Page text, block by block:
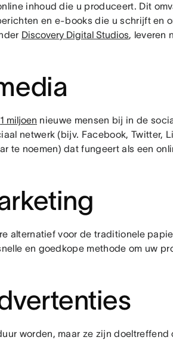
inhoud die u produceert. Dit
en e-books die u schrijft en
Discovery Digital Studios, leveren
1 miljoen nieuwe mensen bij in de
netwerk (bijv. Facebook, Twitter,
te noemen) dat fungeert als een
alternatief voor de traditionele
en goedkope methode om uw
worden, maar ze zijn doeltreffend